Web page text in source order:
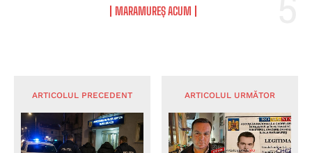
MARAMUREȘ ACUM
ARTICOLUL PRECEDENT ARTICOLUL URMĂTOR